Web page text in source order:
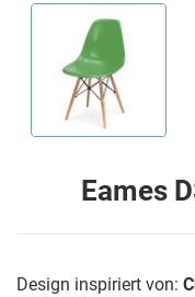
Eames
Design inspiriert von: